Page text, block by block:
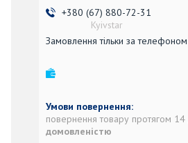
+380 (67) 880-72-31
Kyivstar
Замовлення тільки за телефоном
повернення товару протягом 14
домовленістю